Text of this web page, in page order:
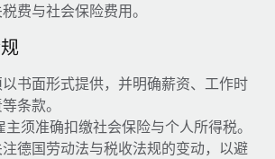
费与社会保险费用。
书面形式提供，并明确薪资、工作时
条款。
主须准确扣缴社会保险与个人所得税。
德国劳动法与税收法规的变动，以避